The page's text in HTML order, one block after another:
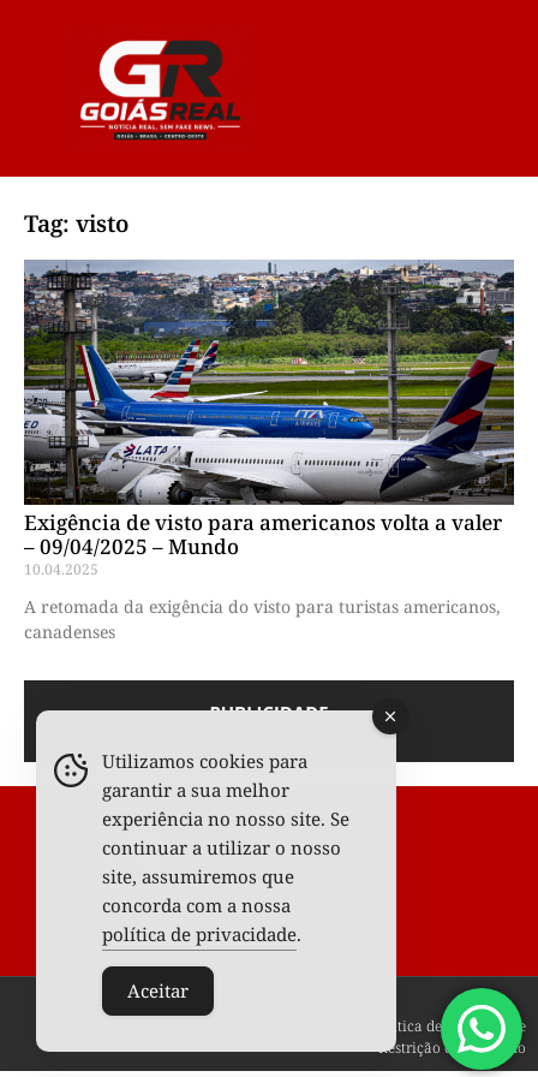
Tag: visto
Exigência de visto para americanos volta a valer
– 09/04/2025 – Mundo
10.04.2025
A retomada da exigência do visto para turistas americanos,
canadenses
Todos os Direitos Reservados © 2025
Política de privacidade
Restrição de conteúdo
Utilizamos cookies para
garantir a sua melhor
experiência no nosso site. Se
continuar a utilizar o nosso
site, assumiremos que
concorda com a nossa
política de privacidade.
Aceitar